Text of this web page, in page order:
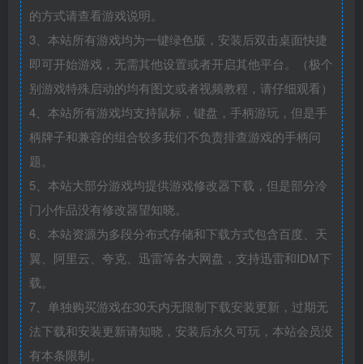
的方式请查看游戏说明。
3、本站所有游戏均为一键绿色版，安装后双击桌面快捷
即可开始游戏，无需其他设置或者开启其他平台。（极个
别游戏特殊启动的均有图文或者视频教程，请仔细观看）
4、本站所有游戏均支持鼠标，键盘，手柄游玩，但是手
柄牌子和兼容的组合较多我们不负责排查游戏的手柄问
题。
5、本站大部分游戏均提供游戏修改器下载，但是部分冷
门小作品没有修改器望知晓。
6、本站资源为多段分布式存储和下载方式包含百度、天
翼、阿里云、夸克、迅雷等各大网盘，支持迅雷和IDM下
载。
7、单独购买游戏在30天内无限制下载安装更新，过期无
法下载和安装更新请知晓，安装后永久可玩，本站会员没
有本条限制。